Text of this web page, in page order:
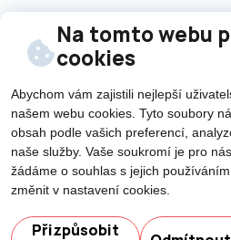
Na tomto webu
cookies
Abychom vám zajistili nejlepší
našem webu cookies. Tyto soubory
obsah podle vašich preferencí,
naše služby. Vaše soukromí je pro
žádáme o souhlas s jejich
změnit v nastavení cookies.
Přizpůsobit
©2026 Všechna práva
jeho části je umožněn pouze
Jičín.
Created by